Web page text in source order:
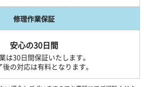
修理作業保証
安心の30日間
は30日間保証いたします。
の対応は有料となります。